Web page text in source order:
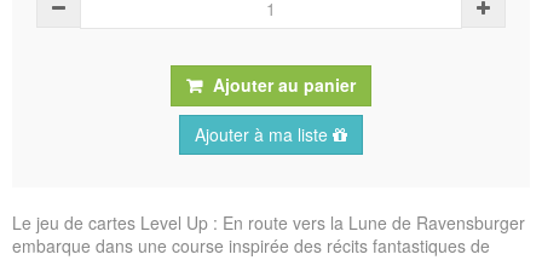
Ajouter au panier
Ajouter à ma liste
Le jeu de cartes Level Up : En route vers la Lune de Ravensburger
embarque dans une course inspirée des récits fantastiques de